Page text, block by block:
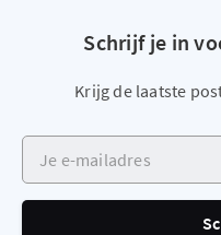
Schrijf je in
Krijg de laatste
Je e-mailadres